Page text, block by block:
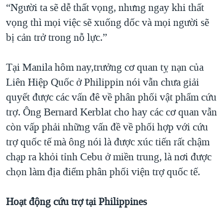
“Người ta sẽ dễ thất vọng, nhưng ngay khi thất
vọng thì mọi việc sẽ xuống dốc và mọi người sẽ
bị cản trở trong nỗ lực.”
Tại Manila hôm nay,trưởng cơ quan tỵ nạn của
Liên Hiệp Quốc ở Philippin nói vẫn chưa giải
quyết được các vấn đê về phân phối vật phẩm cứu
trợ. Ông Bernard Kerblat cho hay các cơ quan vẫn
còn vấp phải những vấn đề về phối hợp với cứu
trợ quốc tế mà ông nói là được xúc tiến rất chậm
chạp ra khỏi tỉnh Cebu ở miền trung, là nơi được
chọn làm địa điểm phân phối viện trợ quốc tế.
Hoạt động cứu trợ tại Philippines